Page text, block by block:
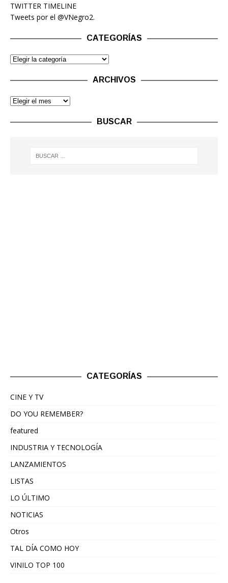
TWITTER TIMELINE
Tweets por el @VNegro2.
CATEGORÍAS
ARCHIVOS
BUSCAR
CATEGORÍAS
CINE Y TV
DO YOU REMEMBER?
featured
INDUSTRIA Y TECNOLOGÍA
LANZAMIENTOS
LISTAS
LO ÚLTIMO
NOTICIAS
Otros
TAL DÍA COMO HOY
VINILO TOP 100